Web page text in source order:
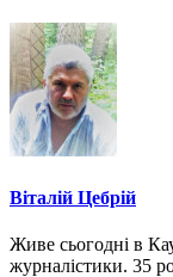
Віталій Цебрій
Живе сьогодні в
журналістики. 35